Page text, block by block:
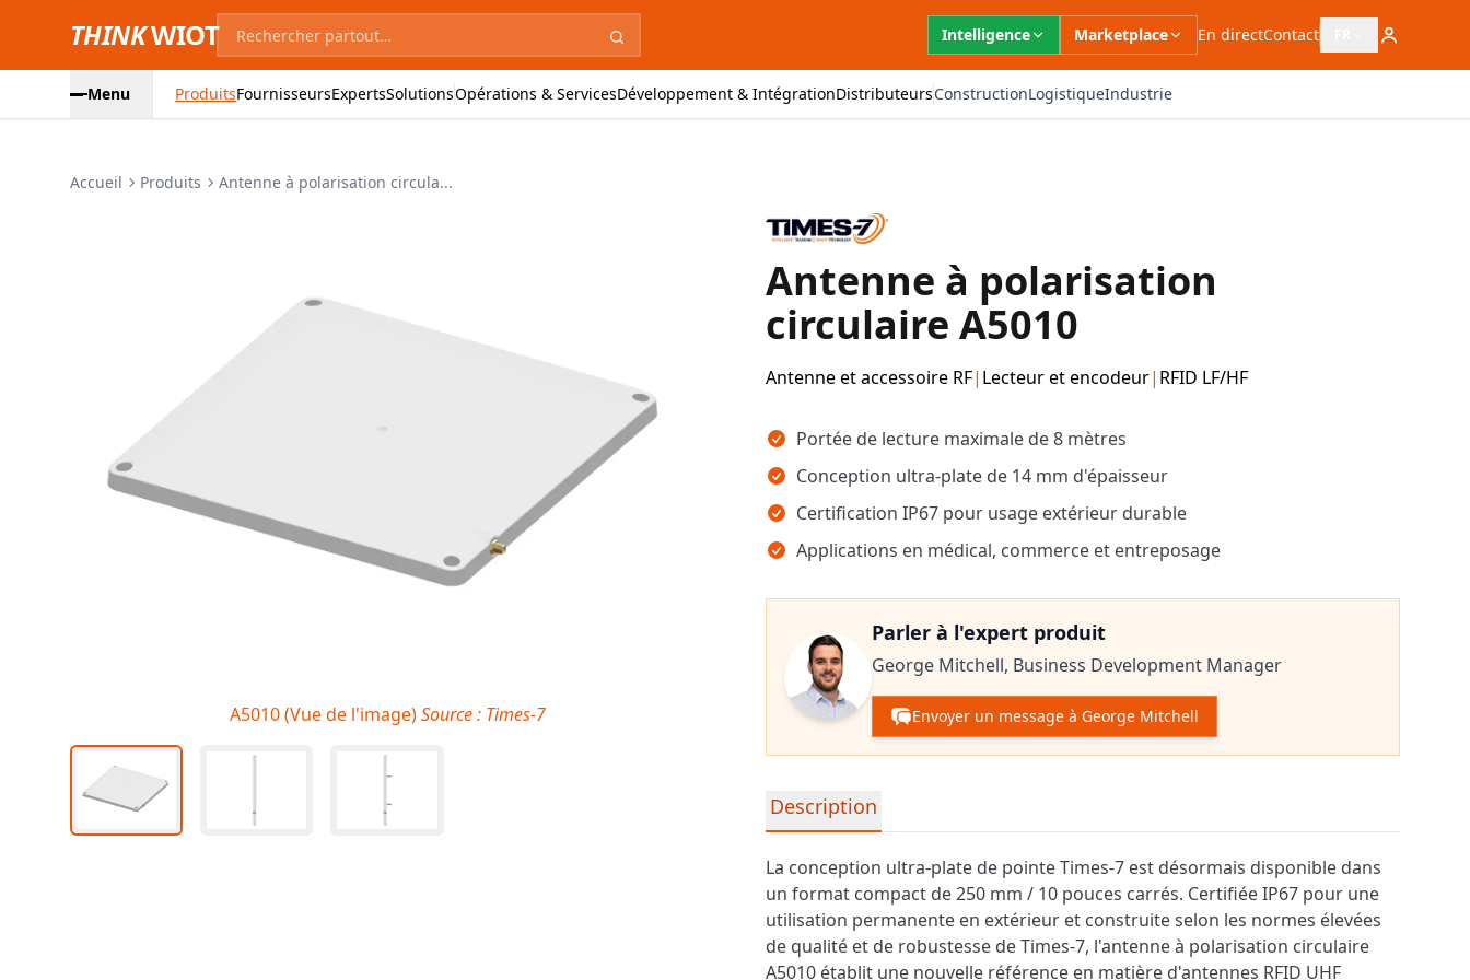
THINKWIOT Intelligence Marketplace En directContact Ouvrir le sélecteur
Menu ProduitsFournisseursExpertsSolutionsOpérations & ServicesDéveloppement & IntégrationDistributeursConstructionLogistiqueIndustrie
Accueil Produits Antenne à polarisation circula...
Antenne à polarisation
circulaire A5010
Antenne et accessoire RF| Lecteur et encodeur| RFID LF/HF
Points clés
Portée de lecture maximale de 8 mètres
Conception ultra-plate de 14 mm d'épaisseur
Certification IP67 pour usage extérieur durable
Applications en médical, commerce et entreposage
Parler à l'expert produit
George Mitchell, Business Development Manager
Envoyer un message à George Mitchell
Informations détaillées sur le produit
Description
La conception ultra-plate de pointe Times-7 est désormais disponible dans
un format compact de 250 mm / 10 pouces carrés. Certifiée IP67 pour une
utilisation permanente en extérieur et construite selon les normes élevées
de qualité et de robustesse de Times-7, l'antenne à polarisation circulaire
A5010 établit une nouvelle référence en matière d'antennes RFID UHF
A5010 (Vue de l'image)Source : Times-7